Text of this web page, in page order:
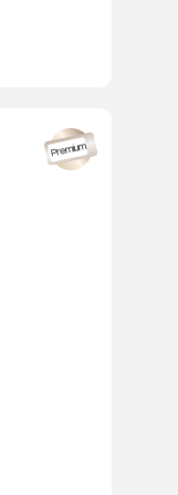
Premium
Premium